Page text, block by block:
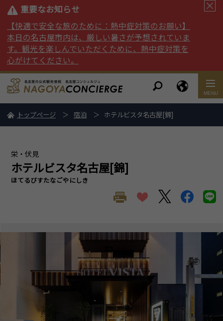
重要なお知らせ
【快適で安全な旅のために：熱中症対策のお願い】
本日の名古屋市内は、厳しい暑さが予想されていま
す。観光を楽しんでいただくために、熱中症対策を
心がけてください。
トップページ 宿泊 ホテルビスタ名古屋[錦]
栄・伏見
ホテルビスタ名古屋[錦]
ほてるびすたなごやにしき